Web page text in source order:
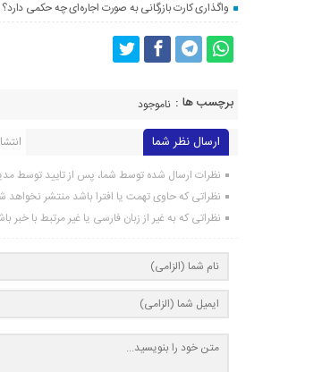
واگذاری کارت بازرگانی به صورت اجاره‌ای چه حکمی دارد؟
برچسب ها : ناموجود
ارسال نظر شما
نظرات ارسال شده توسط شما، پس از تایید توسط
نظراتی که حاوی تهمت یا افترا باشد منتشر نخواهد
نظراتی که به غیر از زبان فارسی یا غیر مرتبط با